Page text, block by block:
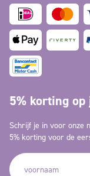
5% korting
Schrijf je in voor onze
5% korting voor de